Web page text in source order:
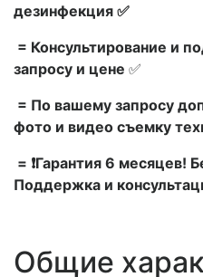
дезинфекция ✅
= Консультирование и
запросу и цене ✅
= По вашему запросу
фото и видео съемку
= ❗Гарантия 6 месяцев!
Поддержка и
Общие